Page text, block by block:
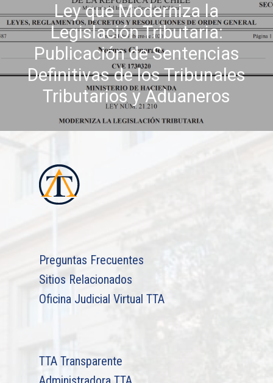
Ley que Moderniza la
Legislación Tributaria:
Publicación de Sentencias
Definitivas de los Tribunales
Tributarios y Aduaneros
Preguntas Frecuentes
Sitios Relacionados
Oficina Judicial Virtual TTA
TTA Transparente